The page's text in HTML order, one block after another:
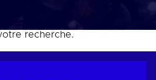
recherche.